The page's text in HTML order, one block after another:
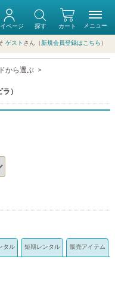
カート
ページ 探す
ゲスト さん（新規会員登録はこちら ）
メニュー
から選ぶ
）
タル 短期レンタル 販売アイテム